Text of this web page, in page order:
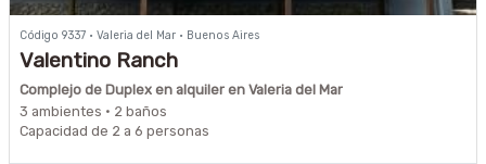
Código 9337 · Valeria del Mar · Buenos Aires
Valentino Ranch
Complejo de Duplex en alquiler en Valeria del Mar
3 ambientes · 2 baños
Capacidad de 2 a 6 personas